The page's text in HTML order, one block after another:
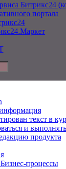
Битрикс24
портала
текст в
и
продукта
процессы